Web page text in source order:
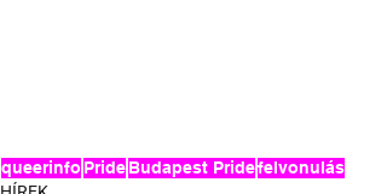
queerinfo PrideBudapest Pridefelvonulás